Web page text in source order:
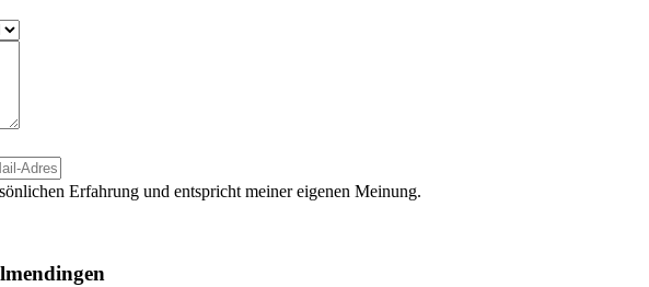
Erfahrung und entspricht meiner eigenen Meinung.